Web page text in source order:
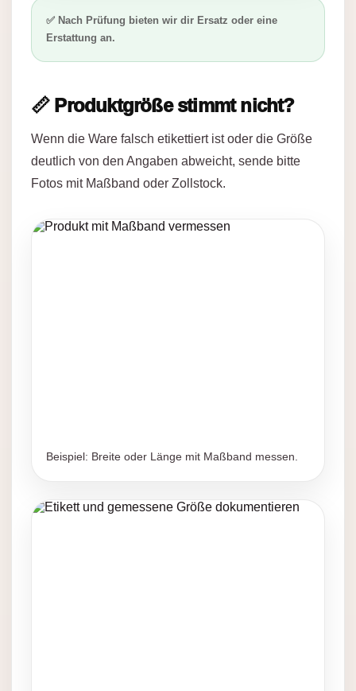
✅ Nach Prüfung bieten wir dir Ersatz oder eine
Erstattung an.
📏 Produktgröße stimmt nicht?
Wenn die Ware falsch etikettiert ist oder die Größe
deutlich von den Angaben abweicht, sende bitte
Fotos mit Maßband oder Zollstock.
Beispiel: Breite oder Länge mit Maßband messen.